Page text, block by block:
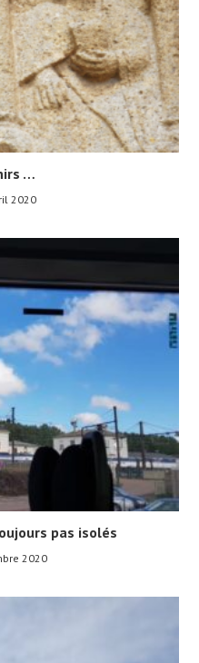
…
2020
pas isolés
2020